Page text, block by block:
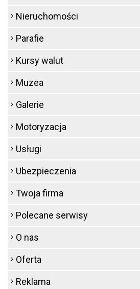
Nieruchomości
Parafie
Kursy walut
Muzea
Galerie
Motoryzacja
Usługi
Ubezpieczenia
Twoja firma
Polecane serwisy
O nas
Oferta
Reklama